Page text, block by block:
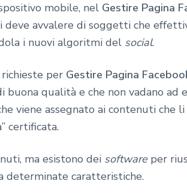
mobile, nel Gestire Pagina
deve avvalere di soggetti che
i nuovi algoritmi del social.
per Gestire Pagina
qualità e che non vadano ad
viene assegnato ai contenuti che
certificata.
ma esistono dei software per
determinate caratteristiche.